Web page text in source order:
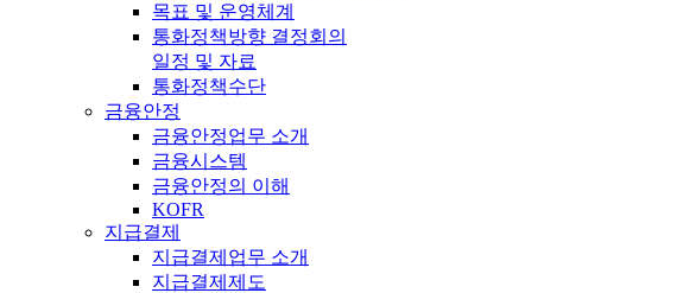
목표 및 운영체계
통화정책방향 결정회의
일정 및 자료
통화정책수단
금융안정
금융안정업무 소개
금융시스템
금융안정의 이해
KOFR
지급결제
지급결제업무 소개
지급결제제도